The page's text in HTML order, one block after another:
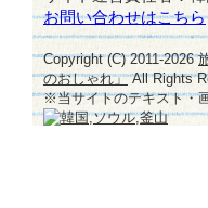
お問い合わせはこちら
Copyright (C) 2011-2026
のおしゃれ」All Rights
※当サイトのテキスト・